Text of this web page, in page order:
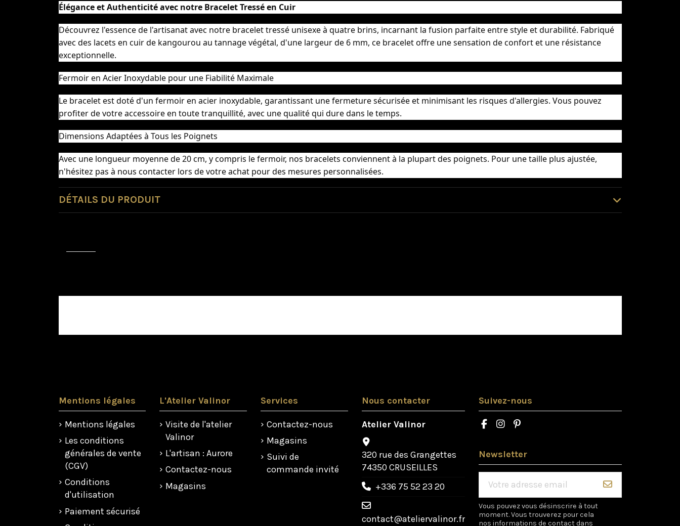
Élégance et Authenticité avec notre Bracelet Tressé en Cuir
Découvrez l'essence de l'artisanat avec notre bracelet tressé unisexe à quatre brins, incarnant la fusion parfaite entre style et durabilité. Fabriqué
avec des lacets en cuir de kangourou au tannage végétal, d'une largeur de 6 mm, ce bracelet offre une sensation de confort et une résistance
exceptionnelle.
Fermoir en Acier Inoxydable pour une Fiabilité Maximale
Le bracelet est doté d'un fermoir en acier inoxydable, garantissant une fermeture sécurisée et minimisant les risques d'allergies. Vous pouvez
profiter de votre accessoire en toute tranquillité, avec une qualité qui dure dans le temps.
Dimensions Adaptées à Tous les Poignets
Avec une longueur moyenne de 20 cm, y compris le fermoir, nos bracelets conviennent à la plupart des poignets. Pour une taille plus ajustée,
n'hésitez pas à nous contacter lors de votre achat pour des mesures personnalisées.
DÉTAILS DU PRODUIT
Mentions légales
Mentions légales
Les conditions
générales de vente
(CGV)
Conditions
d'utilisation
Paiement sécurisé
L'Atelier Valinor
Visite de l'atelier
Valinor
L'artisan : Aurore
Contactez-nous
Magasins
Services
Contactez-nous
Magasins
Suivi de
commande invité
Nous contacter
Atelier Valinor
320 rue des Grangettes
74350 CRUSEILLES
+336 75 52 23 20
contact@ateliervalinor.fr
Suivez-nous
Newsletter
Vous pouvez vous désinscrire à tout
moment. Vous trouverez pour cela
nos informations de contact dans